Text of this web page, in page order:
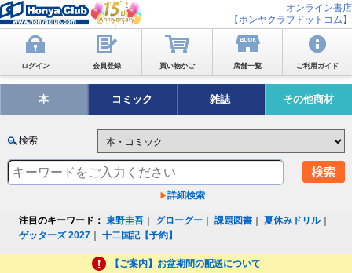
オンライン書店
【ホンヤクラブドットコム】
ログイン 会員登録 買い物かご 店舗一覧 ご利用ガイド
本 コミック 雑誌 その他商材
検索
詳細検索
注目のキーワード： 東野圭吾 グローグー ｜課題図書 ｜夏休みドリル｜
ゲッターズ 2027 ｜十二国記【予約】
【ご案内】お盆期間の配送について